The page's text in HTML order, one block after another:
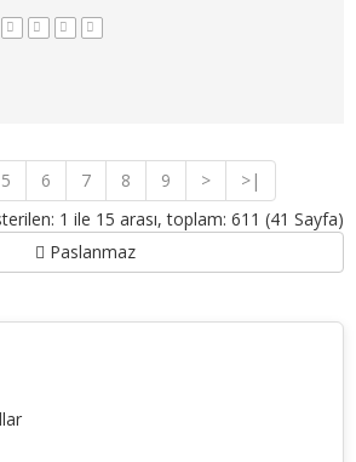
5 6 7 8 9 >
>|
1 ile 15 arası, toplam: 611 (41 Sayfa)
Paslanmaz